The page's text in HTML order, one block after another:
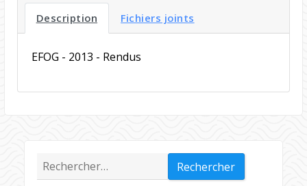
Description Fichiers joints
EFOG - 2013 - Rendus
Rechercher :